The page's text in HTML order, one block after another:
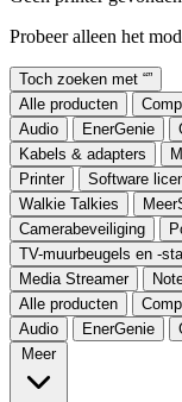
Probeer alleen het
Toch zoeken met “”
Alle producten
Audio
EnerGenie
Kabels & adapters
Printer
Software
Walkie Talkies
Camerabeveiliging
TV-muurbeugels en -
Media Streamer
Alle producten
Audio
EnerGenie
Meer